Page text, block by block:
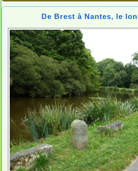
De Brest à Nantes, le